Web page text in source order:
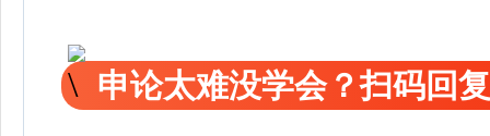
申论太难没学会？扫码回